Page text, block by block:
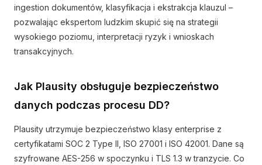
ingestion dokumentów, klasyfikacja i ekstrakcja klauzul –
pozwalając ekspertom ludzkim skupić się na strategii
wysokiego poziomu, interpretacji ryzyk i wnioskach
transakcyjnych.
Jak Plausity obsługuje bezpieczeństwo
danych podczas procesu DD?
Plausity utrzymuje bezpieczeństwo klasy enterprise z
certyfikatami SOC 2 Type II, ISO 27001 i ISO 42001. Dane są
szyfrowane AES-256 w spoczynku i TLS 1.3 w tranzycie. Co